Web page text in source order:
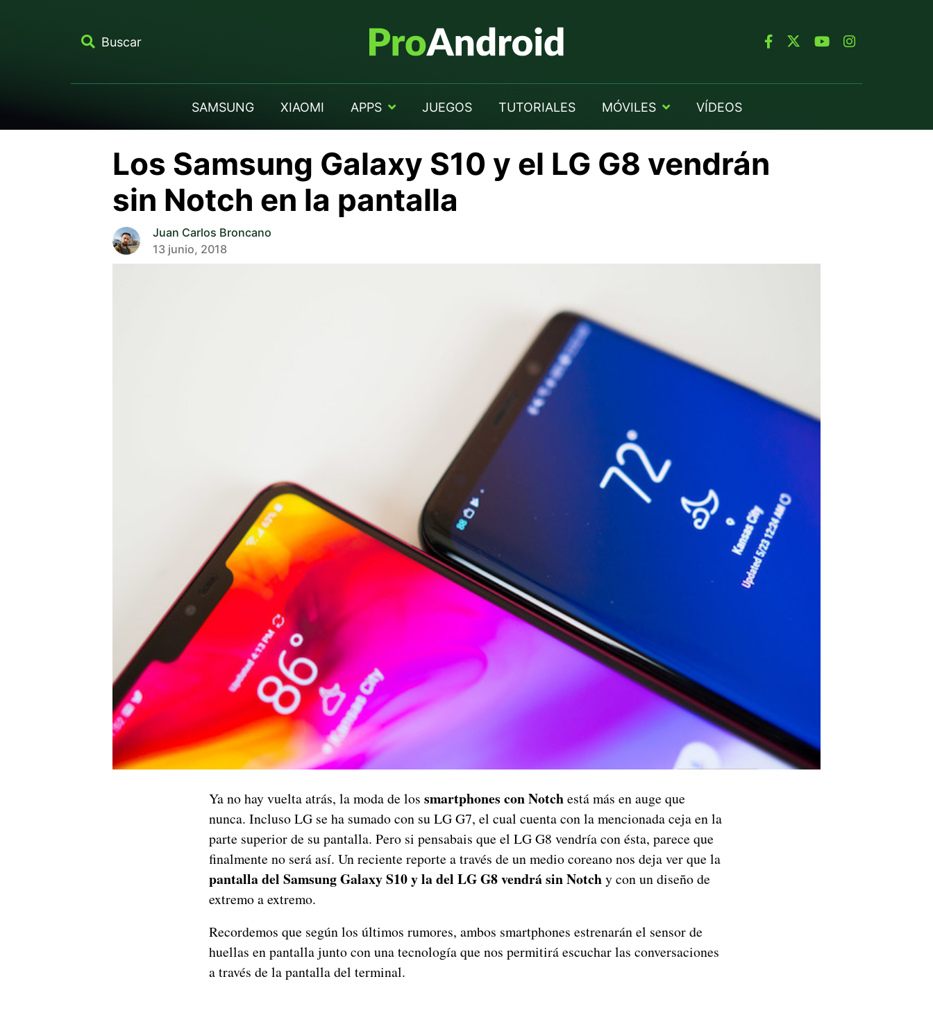
Buscar
SAMSUNG XIAOMI APPS JUEGOS TUTORIALES MÓVILES VÍDEOS
Los Samsung Galaxy S10 y el LG G8 vendrán
sin Notch en la pantalla
Juan Carlos Broncano
13 junio, 2018
Ya no hay vuelta atrás, la moda de los smartphones con Notchestá más en auge que
nunca. Incluso LG se ha sumado con su LG G7, el cual cuenta con la mencionada ceja en la
parte superior de su pantalla. Pero si pensabais que el LG G8 vendría con ésta, parece que
finalmente no será así. Un reciente reporte a través de un medio coreano nos deja ver que la
pantalla del Samsung Galaxy S10 y la del LG G8 vendrá sin Notchy con un diseño de
extremo a extremo.
Recordemos que según los últimos rumores, ambos smartphones estrenarán el sensor de
huellas en pantalla junto con una tecnología que nos permitirá escuchar las conversaciones
a través de la pantalla del terminal.